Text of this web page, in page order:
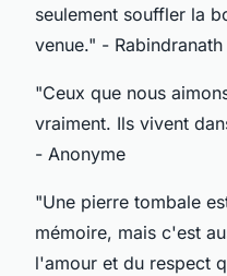
seulement souffler la
venue." -
"Ceux que nous
vraiment. Ils vivent
- Anonyme
"Une pierre tombale
mémoire, mais c'est
l'amour et du respect